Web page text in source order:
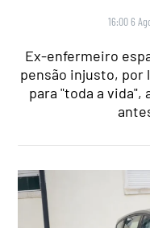
16:00 6
Ex-enfermeiro
pensão injusto, por
para "toda a